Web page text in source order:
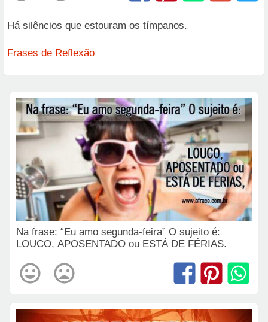
Há silêncios que estouram os tímpanos.
Frases de Reflexão
Na frase: “Eu amo segunda-feira” O sujeito é:
LOUCO, APOSENTADO ou ESTÁ DE FÉRIAS.